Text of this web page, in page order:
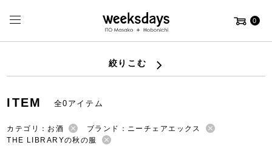
0
絞りこむ
ITEM 全0アイテム
カテゴリ：お酒
ブランド：ニーチェアエックス
THE LIBRARYの秋の服